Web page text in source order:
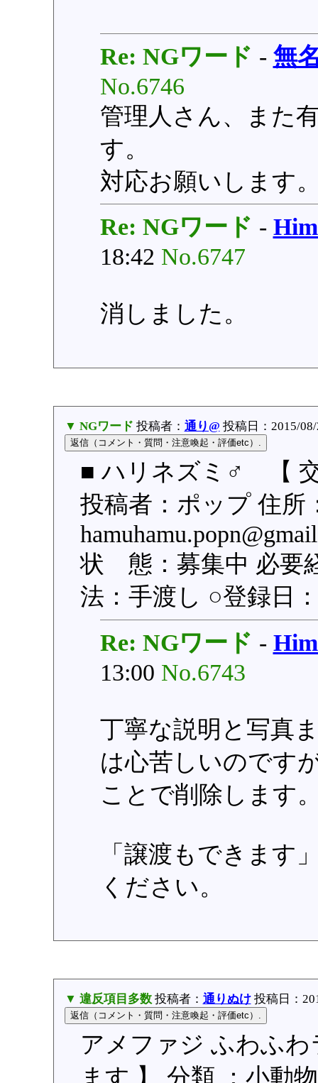
Re: NGワード - 無
No.6746
管理人さん、また
す。
対応お願いします
Re: NGワード -
18:42 No.6747
消しました。
▼ NGワード 投稿者： 通り@ 投稿日：2015/
■ ハリネズミ♂ 【
投稿者：ポップ 住所
状 態：募集中 必要
法：手渡し ○登録日
Re: NGワード -
13:00 No.6743
丁寧な説明と写真
は心苦しいのです
ことで削除します
「譲渡もできます
ください。
▼ 違反項目多数投稿者： 通りぬけ投稿日：
アメファジ ふわふ
ます 】 分類 ：小動物